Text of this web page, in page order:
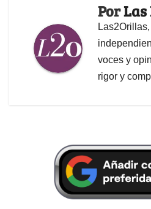
PorLas
voces y
rigor y